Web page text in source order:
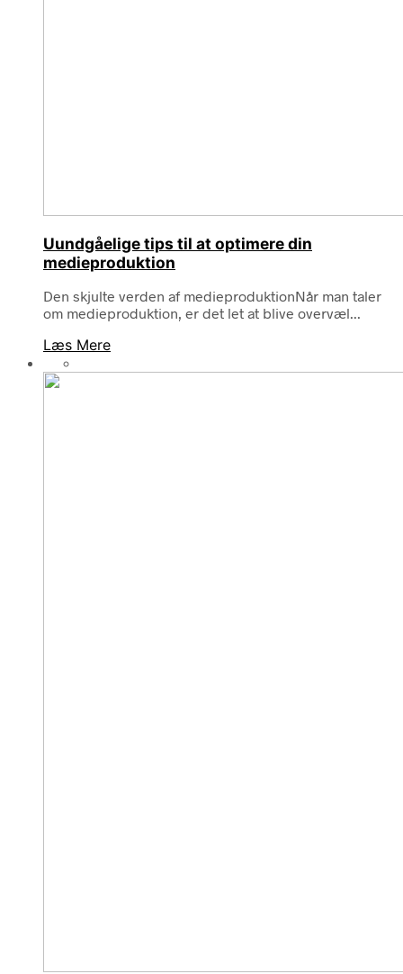
Uundgåelige tips til at optimere din
medieproduktion
Den skjulte verden af medieproduktionNår man taler
om medieproduktion, er det let at blive overvæl...
Læs Mere